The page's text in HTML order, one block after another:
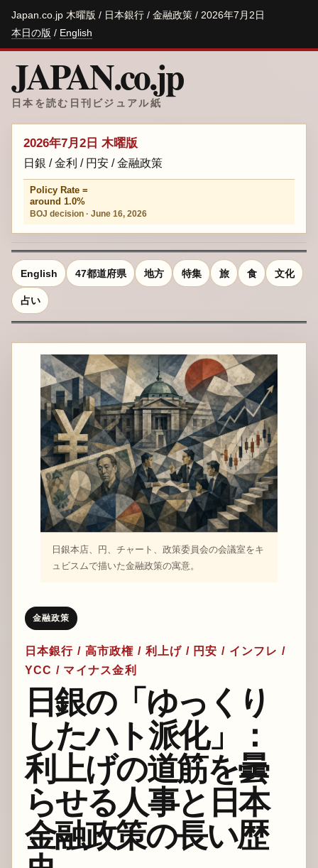
Japan.co.jp 木曜版 / 日本銀行 / 金融政策 / 2026年7月2日
本日の版 / English
JAPAN.co.jp
日本を読む日刊ビジュアル紙
2026年7月2日 木曜版
日銀 / 金利 / 円安 / 金融政策
Policy Rate =
around 1.0%
BOJ decision · June 16, 2026
English 47都道府県 地方 特集 旅 食 文化
占い
日銀本店、円、チャート、政策委員会の会議室をキ
ュビスムで描いた金融政策の寓意。
金融政策
日本銀行 / 高市政権 / 利上げ / 円安 / インフレ /
YCC / マイナス金利
日銀の「ゆっくり
したハト派化」：
利上げの道筋を曇
らせる人事と日本
金融政策の長い歴